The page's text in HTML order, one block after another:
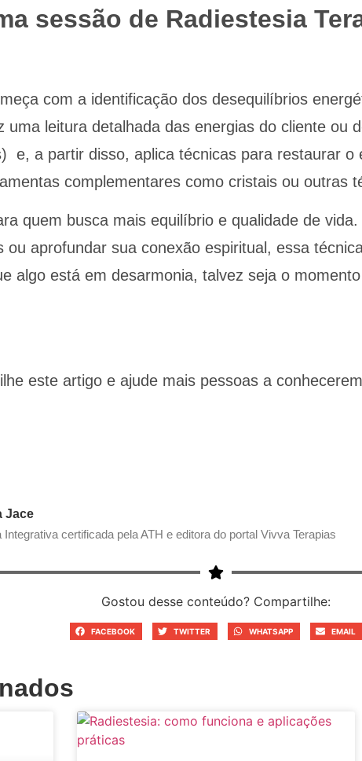
sessão de Radiestesia
com a identificação dos desequilíbrios
uma leitura detalhada das energias do cliente ou
e, a partir disso, aplica técnicas para restaurar o
complementares como cristais ou outras
quem busca mais equilíbrio e qualidade de
ou aprofundar sua conexão espiritual, essa
algo está em desarmonia, talvez seja o
este artigo e ajude mais pessoas a
Jace
Integrativa certificada pela ATH e editora do portal Vivva Terapias
Gostou desse conteúdo? Compartilhe:
FACEBOOK TWITTER WHATSAPP EMAIL